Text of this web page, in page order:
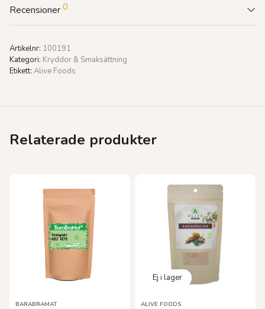
Recensioner 0
Artikelnr: 100191
Kategori: Kryddor & Smaksättning
Etikett: Alive Foods
Relaterade produkter
BARABRAMAT ALIVE FOODS